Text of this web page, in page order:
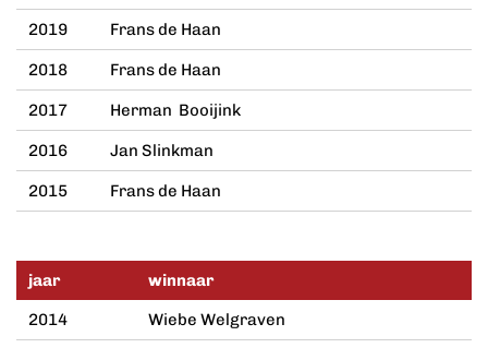
2019 Frans de Haan
2018 Frans de Haan
2017 Herman Booijink
2016 Jan Slinkman
2015 Frans de Haan
jaar
winnaar
2014
Wiebe Welgraven